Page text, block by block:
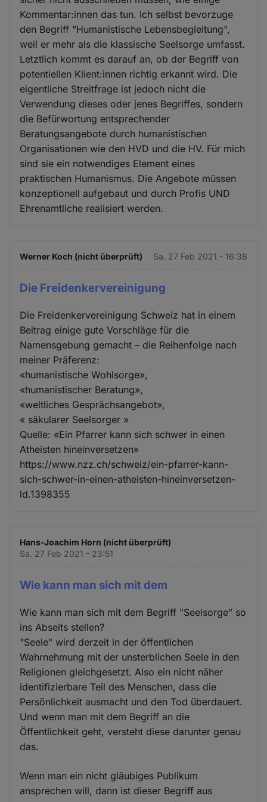
Kommentar:innen das tun. Ich selbst bevorzuge
den Begriff "Humanistische Lebensbegleitung",
weil er mehr als die klassische Seelsorge umfasst.
Letztlich kommt es darauf an, ob der Begriff von
potentiellen Klient:innen richtig erkannt wird. Die
eigentliche Streitfrage ist jedoch nicht die
Verwendung dieses oder jenes Begriffes, sondern
die Befürwortung entsprechender
Beratungsangebote durch humanistischen
Organisationen wie den HVD und die HV. Für mich
sind sie ein notwendiges Element eines
praktischen Humanismus. Die Angebote müssen
konzeptionell aufgebaut und durch Profis UND
Ehrenamtliche realisiert werden.
Werner Koch (nicht überprüft) Sa. 27 Feb 2021 - 16:38
Die Freidenkervereinigung
Die Freidenkervereinigung Schweiz hat in einem
Beitrag einige gute Vorschläge für die
Namensgebung gemacht – die Reihenfolge nach
meiner Präferenz:
«humanistische Wohlsorge»,
«humanistischer Beratung»,
«weltliches Gesprächsangebot»,
« säkularer Seelsorger »
Quelle: «Ein Pfarrer kann sich schwer in einen
Atheisten hineinversetzen»
https://www.nzz.ch/schweiz/ein-pfarrer-kann-
sich-schwer-in-einen-atheisten-hineinversetzen-
ld.1398355
Hans-Joachim Horn (nicht überprüft)
Sa. 27 Feb 2021 - 23:51
Wie kann man sich mit dem
Wie kann man sich mit dem Begriff "Seelsorge" so
ins Abseits stellen?
"Seele" wird derzeit in der öffentlichen
Wahrnehmung mit der unsterblichen Seele in den
Religionen gleichgesetzt. Also ein nicht näher
identifizierbare Teil des Menschen, dass die
Persönlichkeit ausmacht und den Tod überdauert.
Und wenn man mit dem Begriff an die
Öffentlichkeit geht, versteht diese darunter genau
das.
Wenn man ein nicht gläubiges Publikum
ansprechen will, dann ist dieser Begriff aus